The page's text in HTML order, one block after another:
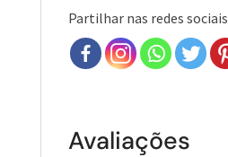
Partilhar nas redes sociais
Avaliações